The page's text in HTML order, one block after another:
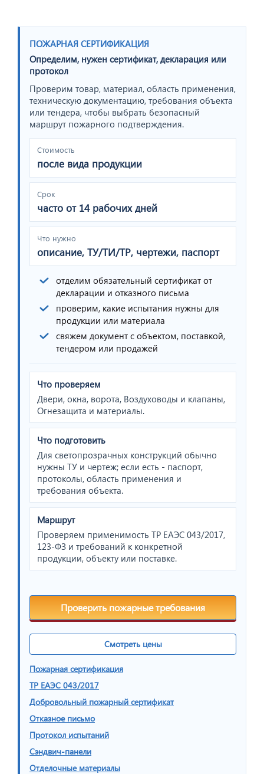
ПОЖАРНАЯ СЕРТИФИКАЦИЯ
Определим, нужен сертификат, декларация или
протокол
Проверим товар, материал, область применения,
техническую документацию, требования объекта
или тендера, чтобы выбрать безопасный
маршрут пожарного подтверждения.
Стоимость
после вида продукции
Срок
часто от 14 рабочих дней
Что нужно
описание, ТУ/ТИ/ТР, чертежи, паспорт
отделим обязательный сертификат от
декларации и отказного письма
проверим, какие испытания нужны для
продукции или материала
свяжем документ с объектом, поставкой,
тендером или продажей
Что проверяем
Двери, окна, ворота, Воздуховоды и клапаны,
Огнезащита и материалы.
Что подготовить
Для светопрозрачных конструкций обычно
нужны ТУ и чертеж; если есть - паспорт,
протоколы, область применения и
требования объекта.
Маршрут
Проверяем применимость ТР ЕАЭС 043/2017,
123-ФЗ и требований к конкретной
продукции, объекту или поставке.
Проверить пожарные требования
Смотреть цены
Пожарная сертификация
ТР ЕАЭС 043/2017
Добровольный пожарный сертификат
Отказное письмо
Протокол испытаний
Сэндвич-панели
Отделочные материалы